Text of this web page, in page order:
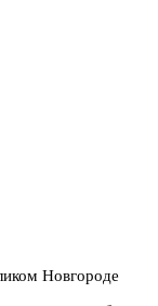
Новгороде